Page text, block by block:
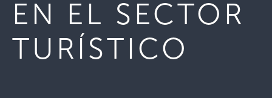
EN EL SECTOR
TURÍSTICO